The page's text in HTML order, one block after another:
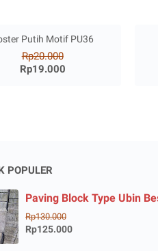
Putih Motif PU36
Rp20.000
Rp19.000
POPULER
Paving Block Type Ubin
Rp130.000
Rp125.000